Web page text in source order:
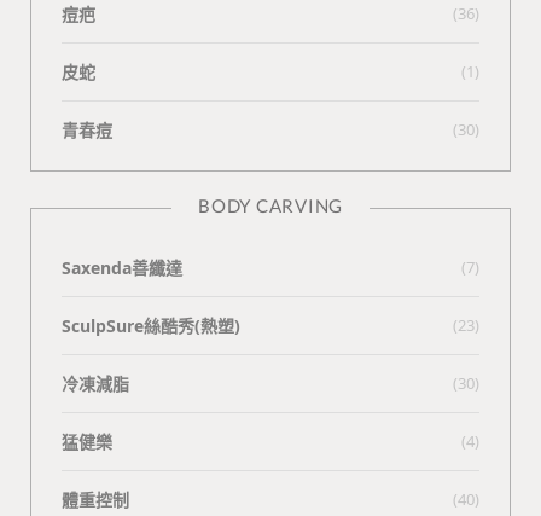
痘疤 (36)
皮蛇 (1)
青春痘 (30)
BODY CARVING
Saxenda善纖達 (7)
SculpSure絲酷秀(熱塑) (23)
冷凍減脂 (30)
猛健樂 (4)
體重控制 (40)